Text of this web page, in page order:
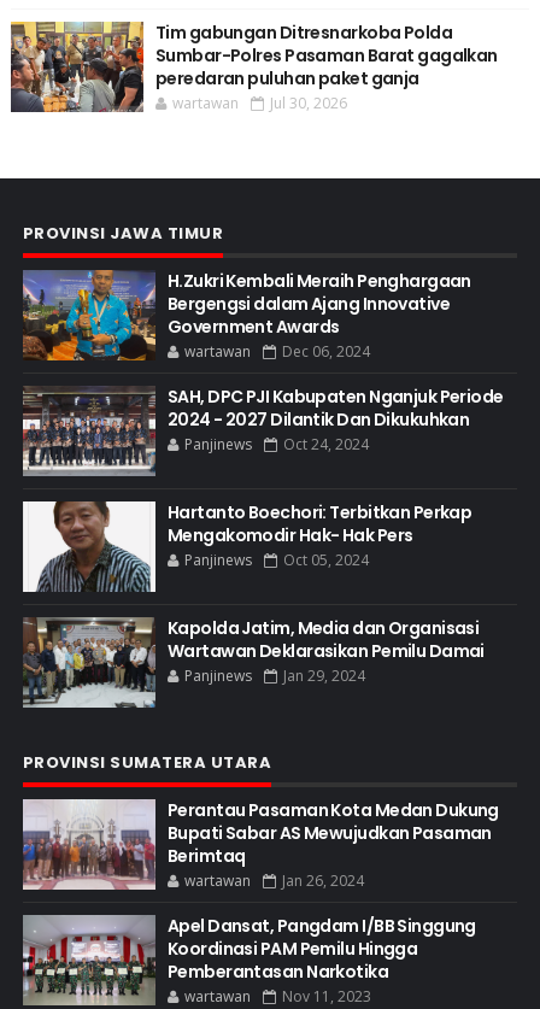
Tim gabungan Ditresnarkoba Polda
Sumbar-Polres Pasaman Barat gagalkan
peredaran puluhan paket ganja
wartawan Jul 30, 2026
PROVINSI JAWA TIMUR
H.Zukri Kembali Meraih Penghargaan
Bergengsi dalam Ajang Innovative
Government Awards
wartawan Dec 06, 2024
SAH, DPC PJI Kabupaten Nganjuk Periode
2024 - 2027 Dilantik Dan Dikukuhkan
Panjinews Oct 24, 2024
Hartanto Boechori: Terbitkan Perkap
Mengakomodir Hak- Hak Pers
Panjinews Oct 05, 2024
Kapolda Jatim, Media dan Organisasi
Wartawan Deklarasikan Pemilu Damai
Panjinews Jan 29, 2024
PROVINSI SUMATERA UTARA
Perantau Pasaman Kota Medan Dukung
Bupati Sabar AS Mewujudkan Pasaman
Berimtaq
wartawan Jan 26, 2024
Apel Dansat, Pangdam I/BB Singgung
Koordinasi PAM Pemilu Hingga
Pemberantasan Narkotika
wartawan Nov 11, 2023